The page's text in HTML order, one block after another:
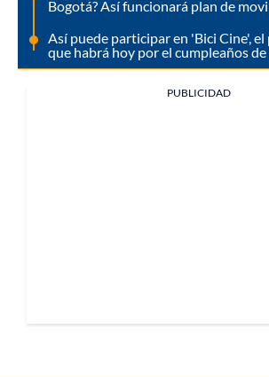
Bogotá? Así funcionará plan de
Así puede participar en 'Bici Cine',
que habrá hoy por el cumpleaños
PUBLICIDAD